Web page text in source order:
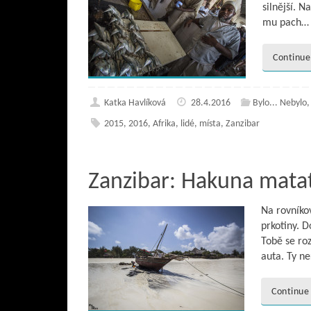
silnější.
mu pach…
Katka Havlíková 28.4.2016 Bylo... Nebylo,
2015,2016,Afrika, lidé, místa,Zanzibar
Zanzibar: Hakuna
Na
prkotiny.
Tobě se
auta. Ty